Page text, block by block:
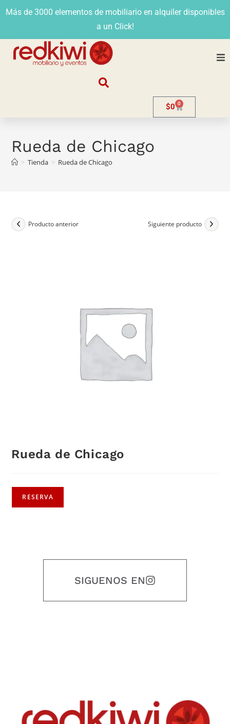
Más de 3000 elementos de mobiliario en alquiler disponibles
a un Click!
Contacto
$0 0
Rueda de Chicago
> Tienda > Rueda de Chicago
Producto anterior Siguiente producto
Rueda de Chicago
RESERVA
SIGUENOS EN